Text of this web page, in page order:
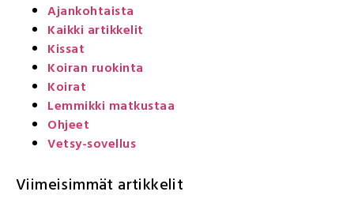
Ajankohtaista
Kaikki artikkelit
Kissat
Koiran ruokinta
Koirat
Lemmikki matkustaa
Ohjeet
Vetsy-sovellus
Viimeisimmät artikkelit